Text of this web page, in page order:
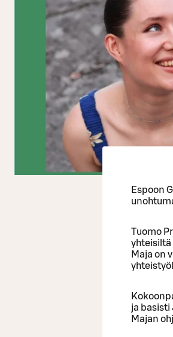
Espoon
Tuomo
yhteisiltä
Maja on
ja basisti
Majan